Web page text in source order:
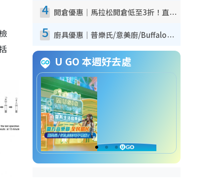
4 開倉優惠｜馬拉松開倉低至3折！直擊$99起買adidas／New Balance／Puma鞋款 STANLEY保溫杯劈價至$119起
5 廚具優惠｜普樂氏/意美廚/Buffalo廚具低至3折！$89起買煎鍋／炒鑊／個人鍋 同場小家電激減至$99起
U GO 本週好去處